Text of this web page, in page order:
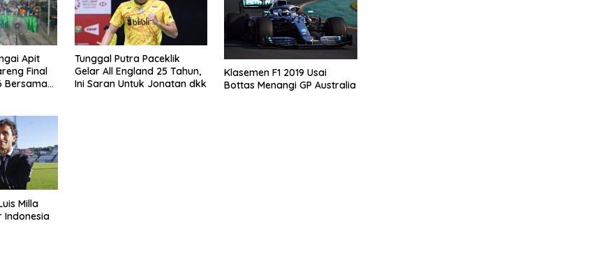
Apit
Final
Bersama
Tunggal Putra Paceklik
Gelar All England 25 Tahun,
Ini Saran Untuk Jonatan dkk
Klasemen F1 2019 Usai
Bottas Menangi GP Australia
Milla
Indonesia